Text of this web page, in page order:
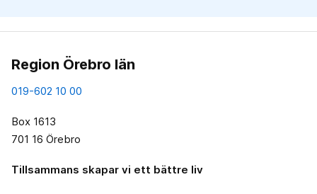
Region Örebro län
019-602 10 00
Box 1613
701 16 Örebro
Tillsammans skapar vi ett bättre liv